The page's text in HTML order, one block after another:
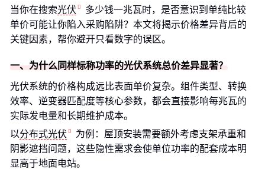
当你在搜索光伏
多少钱一兆瓦时，是否意识到单纯比较
单价可能让你陷入采购陷阱？本文将揭示价格差异背后的
关键因素，帮你避开只看数字的误区。
一、为什么同样标称功率的光伏系统总价差异显著？
光伏系统的价格构成远比表面单价复杂。组件类型、转换
效率、逆变器匹配度等核心参数，都会直接影响每兆瓦的
实际发电量和长期维护成本。
以分布式光伏
为例：屋顶安装需要额外考虑支架承重和
阴影遮挡问题，这些隐性需求会使单位功率的配套成本明
显高于地面电站。